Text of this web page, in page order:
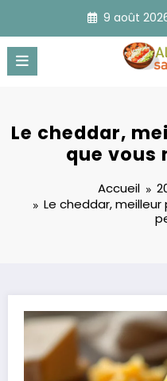
contenu
9 août
Le cheddar,
que vous
Accueil
Le cheddar,